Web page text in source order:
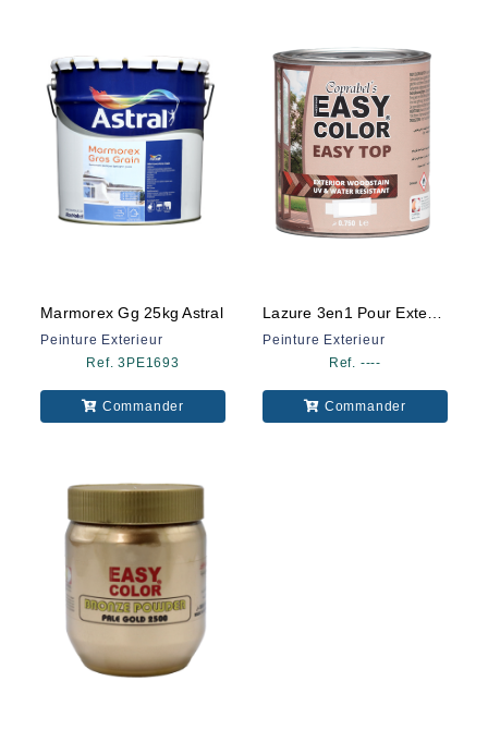
Marmorex Gg 25kg Astral
Peinture Exterieur
Ref. 3PE1693
Commander
Lazure 3en1 Pour Exter Acajou 750 Ml
Peinture Exterieur
Ref. ----
Commander